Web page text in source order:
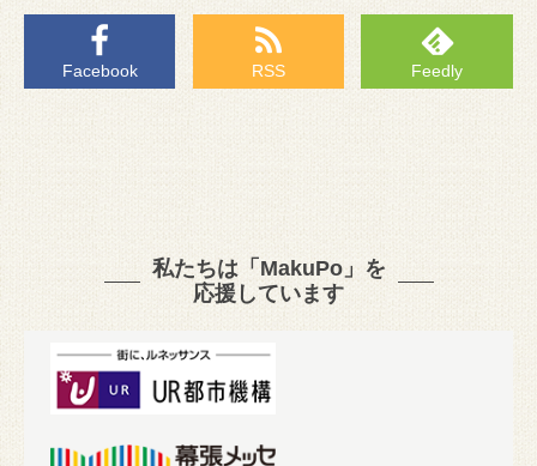
Facebook RSS Feedly
私たちは「MakuPo」を
応援しています